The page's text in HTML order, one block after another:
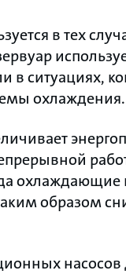
в тех
ситуациях,
охлаждения.
охлаждающие
образом
насосов